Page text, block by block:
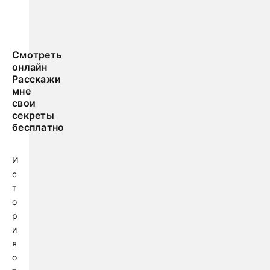
Смотреть
онлайн
Расскажи
мне
свои
секреты
бесплатно
И
с
т
о
р
и
я
о